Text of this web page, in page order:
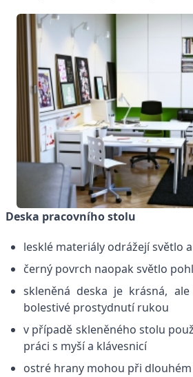
Deska pracovního stolu
lesklé materiály odrážejí světlo
černý povrch naopak světlo
skleněná deska je krásná,
bolestivé prostydnutí rukou
v případě skleněného stolu
práci s myší a klávesnicí
ostré hrany mohou při